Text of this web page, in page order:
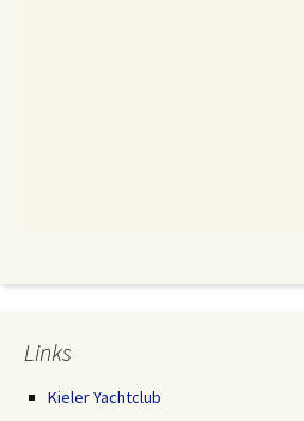
Links
Kieler Yachtclub